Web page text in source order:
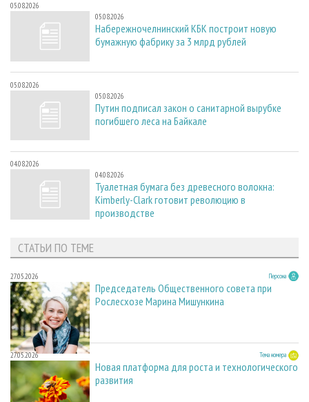
05.08.2026
05.08.2026
Набережночелнинский КБК построит новую
бумажную фабрику за 3 млрд рублей
05.08.2026
05.08.2026
Путин подписал закон о санитарной вырубке
погибшего леса на Байкале
04.08.2026
04.08.2026
Туалетная бумага без древесного волокна:
Kimberly-Clark готовит революцию в
производстве
СТАТЬИ ПО ТЕМЕ
27.05.2026 Персона
Председатель Общественного совета при
Рослесхозе Марина Мишункина
27.05.2026 Тема номера
Новая платформа для роста и технологического
развития